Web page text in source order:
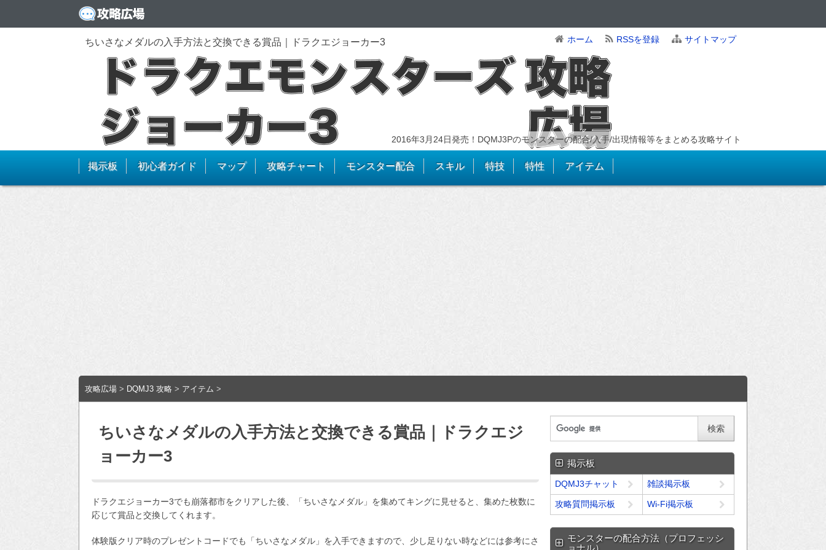
ちいさなメダルの入手方法と交換できる賞品｜ドラクエジョーカー3 ホーム RSSを登録 サイトマップ
2016年3月24日発売！DQMJ3Pのモンスターの配合/入手/出現情報等をまとめる攻略サイト
掲示板 初心者ガイド マップ 攻略チャート モンスター配合 スキル 特技 特性 アイテム
攻略広場 > DQMJ3 攻略 > アイテム >
ちいさなメダルの入手方法と交換できる賞品｜ドラクエジ
ョーカー3
ドラクエジョーカー3でも崩落都市をクリアした後、「ちいさなメダル」を集めてキングに見せると、集めた枚数に
応じて賞品と交換してくれます。
体験版クリア時のプレゼントコードでも「ちいさなメダル」を入手できますので、少し足りない時などには参考にさ
掲示板
DQMJ3チャット 雑談掲示板
攻略質問掲示板 Wi-Fi掲示板
モンスターの配合方法（プロフェッシ
ョナル）